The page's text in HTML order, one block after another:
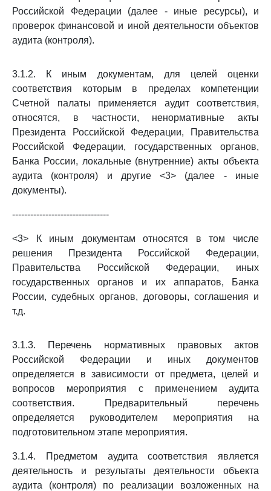
Российской Федерации (далее - иные ресурсы), и
проверок финансовой и иной деятельности объектов
аудита (контроля).
3.1.2. К иным документам, для целей оценки
соответствия которым в пределах компетенции
Счетной палаты применяется аудит соответствия,
относятся, в частности, ненормативные акты
Президента Российской Федерации, Правительства
Российской Федерации, государственных органов,
Банка России, локальные (внутренние) акты объекта
аудита (контроля) и другие <3> (далее - иные
документы).
--------------------------------
<3> К иным документам относятся в том числе
решения Президента Российской Федерации,
Правительства Российской Федерации, иных
государственных органов и их аппаратов, Банка
России, судебных органов, договоры, соглашения и
т.д.
3.1.3. Перечень нормативных правовых актов
Российской Федерации и иных документов
определяется в зависимости от предмета, целей и
вопросов мероприятия с применением аудита
соответствия. Предварительный перечень
определяется руководителем мероприятия на
подготовительном этапе мероприятия.
3.1.4. Предметом аудита соответствия является
деятельность и результаты деятельности объекта
аудита (контроля) по реализации возложенных на